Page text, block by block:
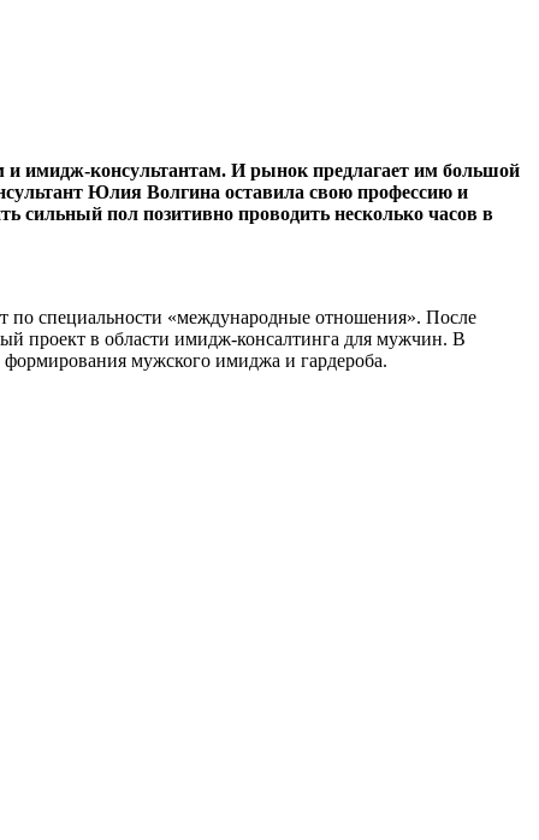
и имидж-консультантам. И рынок предлагает им большой
Юлия Волгина оставила свою профессию и
сильный пол позитивно проводить несколько часов в
по специальности «международные отношения». После
проект в области имидж-консалтинга для мужчин. В
мужского имиджа и гардероба.